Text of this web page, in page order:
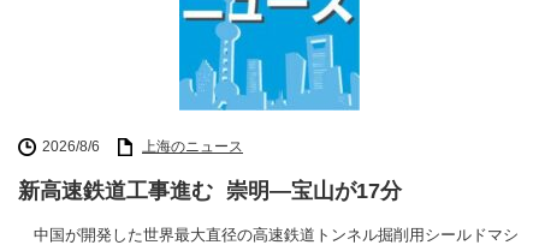
2026/8/6 上海のニュース
新高速鉄道工事進む 崇明―宝山が17分
中国が開発した世界最大直径の高速鉄道トンネル掘削用シールドマシ